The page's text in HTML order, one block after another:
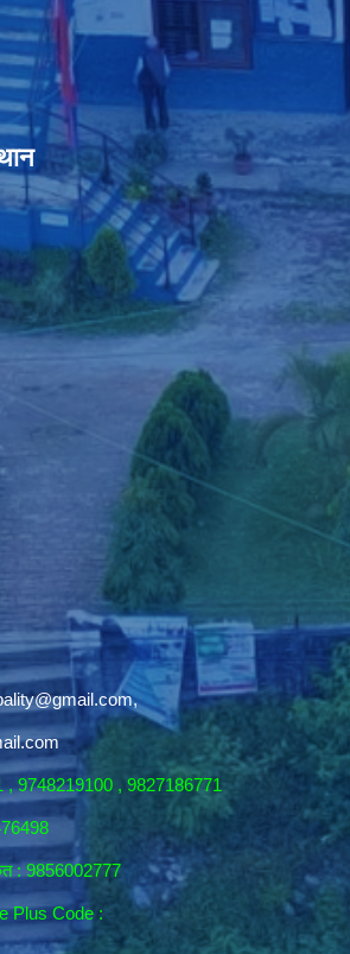
,
, 9748219100 , 9827186771
: 9856002777
Plus Code :